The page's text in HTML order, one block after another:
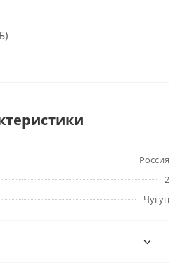
Россия
2
Чугун